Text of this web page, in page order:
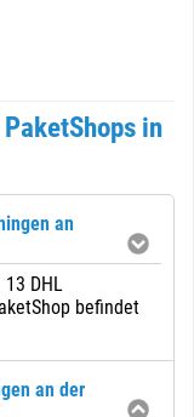
in
an
DHL
befindet
an der